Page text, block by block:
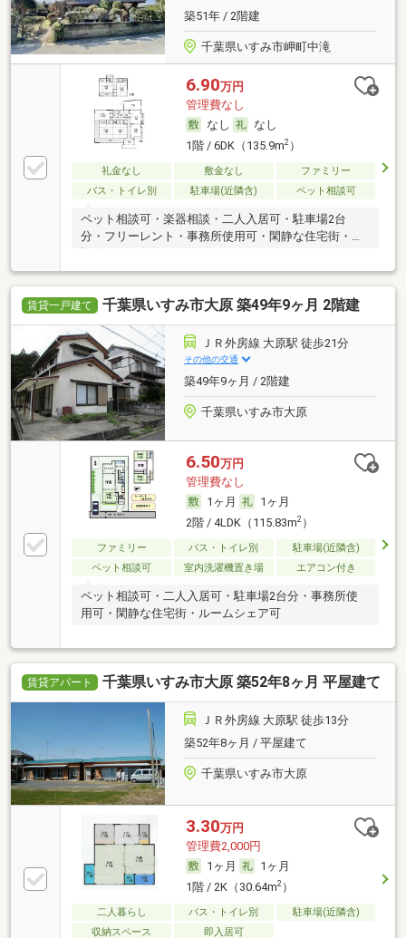
築51年 / 2階建
千葉県いすみ市岬町中滝
6.90万円
管理費なし
なし
なし
1階 / 6DK（135.9m2）
礼金なし 敷金なし
ファミリー
バス・トイレ別
駐車場(近隣含) ペット相談可
ペット相談可・楽器相談・二人入居可・駐車場2台
分・フリーレント・事務所使用可・閑静な住宅街・保
賃貸一戸建て 千葉県いすみ市大原 築49年9ヶ月 2階建
ＪＲ外房線 大原駅 徒歩21分
その他の交通
築49年9ヶ月 / 2階建
千葉県いすみ市大原
6.50万円
管理費なし
1ヶ月
1ヶ月
2階 / 4LDK（115.83m2）
ファミリー バス・トイレ別
駐車場(近隣含)
ペット相談可
室内洗濯機置き場 エアコン付き
ペット相談可・二人入居可・駐車場2台分・事務所使
用可・閑静な住宅街・ルームシェア可
賃貸アパート 千葉県いすみ市大原 築52年8ヶ月 平屋建て
ＪＲ外房線 大原駅 徒歩13分
築52年8ヶ月 / 平屋建て
千葉県いすみ市大原
3.30万円
管理費2,000円
1ヶ月
1ヶ月
1階 / 2K（30.64m2）
二人暮らし バス・トイレ別
駐車場(近隣含)
収納スペース
即入居可